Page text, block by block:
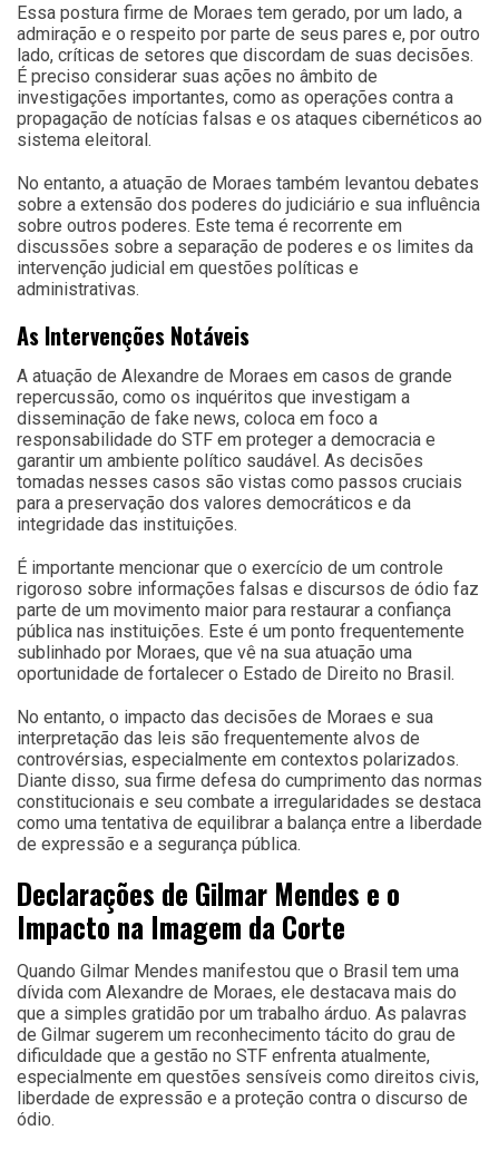
Essa postura firme de Moraes tem gerado, por um lado, a
admiração e o respeito por parte de seus pares e, por outro
lado, críticas de setores que discordam de suas decisões.
É preciso considerar suas ações no âmbito de
investigações importantes, como as operações contra a
propagação de notícias falsas e os ataques cibernéticos ao
sistema eleitoral.
No entanto, a atuação de Moraes também levantou debates
sobre a extensão dos poderes do judiciário e sua influência
sobre outros poderes. Este tema é recorrente em
discussões sobre a separação de poderes e os limites da
intervenção judicial em questões políticas e
administrativas.
As Intervenções Notáveis
A atuação de Alexandre de Moraes em casos de grande
repercussão, como os inquéritos que investigam a
disseminação de fake news, coloca em foco a
responsabilidade do STF em proteger a democracia e
garantir um ambiente político saudável. As decisões
tomadas nesses casos são vistas como passos cruciais
para a preservação dos valores democráticos e da
integridade das instituições.
É importante mencionar que o exercício de um controle
rigoroso sobre informações falsas e discursos de ódio faz
parte de um movimento maior para restaurar a confiança
pública nas instituições. Este é um ponto frequentemente
sublinhado por Moraes, que vê na sua atuação uma
oportunidade de fortalecer o Estado de Direito no Brasil.
No entanto, o impacto das decisões de Moraes e sua
interpretação das leis são frequentemente alvos de
controvérsias, especialmente em contextos polarizados.
Diante disso, sua firme defesa do cumprimento das normas
constitucionais e seu combate a irregularidades se destaca
como uma tentativa de equilibrar a balança entre a liberdade
de expressão e a segurança pública.
Declarações de Gilmar Mendes e o
Impacto na Imagem da Corte
Quando Gilmar Mendes manifestou que o Brasil tem uma
dívida com Alexandre de Moraes, ele destacava mais do
que a simples gratidão por um trabalho árduo. As palavras
de Gilmar sugerem um reconhecimento tácito do grau de
dificuldade que a gestão no STF enfrenta atualmente,
especialmente em questões sensíveis como direitos civis,
liberdade de expressão e a proteção contra o discurso de
ódio.